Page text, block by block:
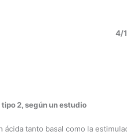
4/
2, según un estudio
tanto basal como la